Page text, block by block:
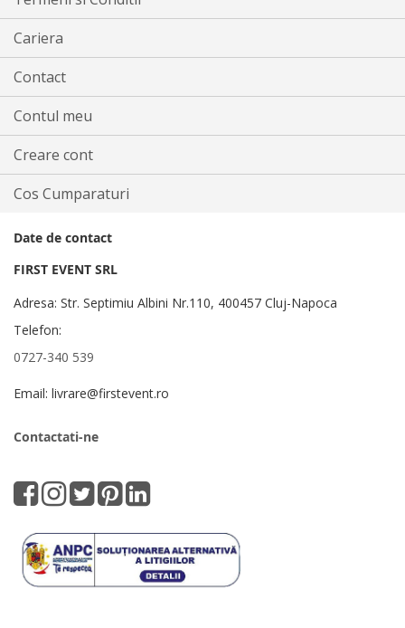
Cariera
Contact
Contul meu
Creare cont
Cos Cumparaturi
Date de contact
FIRST EVENT SRL
Adresa: Str. Septimiu Albini Nr.110, 400457 Cluj-Napoca
Telefon:
0727-340 539
Email: livrare@firstevent.ro
Contactati-ne